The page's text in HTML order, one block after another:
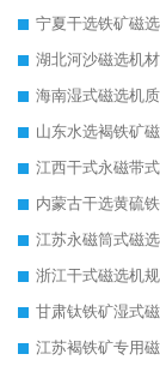
宁夏干选铁矿磁
湖北河沙磁选机
海南湿式磁选机
山东水选褐铁矿
江西干式永磁带
内蒙古干选黄硫
江苏永磁筒式磁
浙江干式磁选机
甘肃钛铁矿湿式
江苏褐铁矿专用